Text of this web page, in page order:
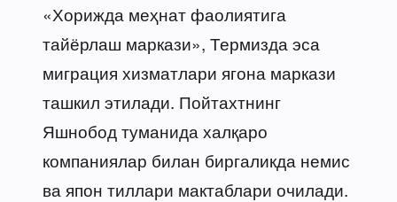
«Хорижда меҳнат фаолиятига
тайёрлаш маркази», Термизда эса
миграция хизматлари ягона маркази
ташкил этилади. Пойтахтнинг
Яшнобод туманида халқаро
компаниялар билан биргаликда немис
ва япон тиллари мактаблари очилади.